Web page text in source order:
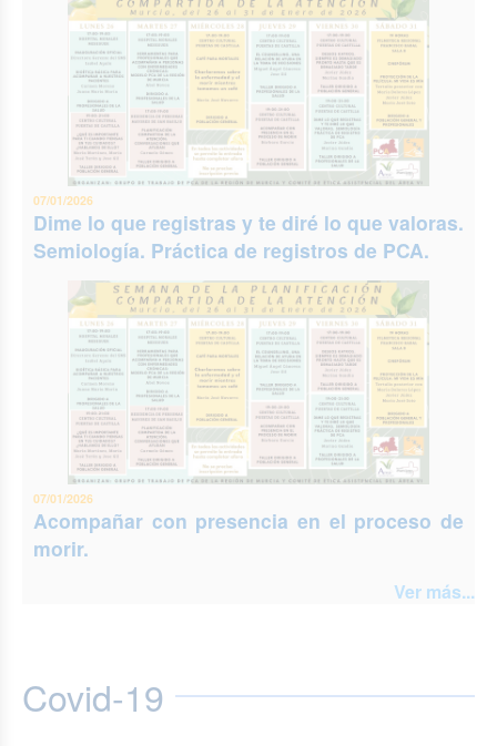
07/01/2026
Dime lo que registras y te diré lo que valoras.
Semiología. Práctica de registros de PCA.
07/01/2026
Acompañar con presencia en el proceso de
morir.
Ver más...
Covid-19